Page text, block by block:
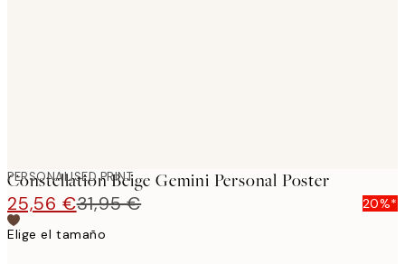
PERSONALISED PRINT
Constellation Beige Gemini Personal Poster
25,56 €31,95 €
20%*
Elige el tamaño